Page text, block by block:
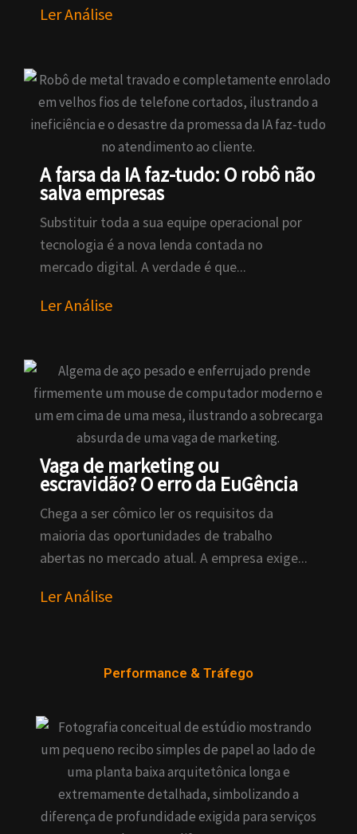
Ler Análise
A farsa da IA faz-tudo: O robô não
salva empresas
Substituir toda a sua equipe operacional por
tecnologia é a nova lenda contada no
mercado digital. A verdade é que...
Ler Análise
Vaga de marketing ou
escravidão? O erro da EuGência
Chega a ser cômico ler os requisitos da
maioria das oportunidades de trabalho
abertas no mercado atual. A empresa exige...
Ler Análise
Performance & Tráfego